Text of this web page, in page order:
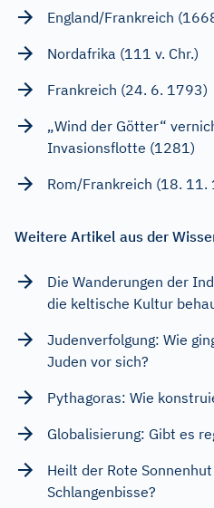
England/Frankreich
Nordafrika (111 v. Chr.)
Frankreich (24. 6. 1793)
„Wind der Götter“
Invasionsflotte (1281)
Rom/Frankreich (18. 11.
Weitere Artikel aus der
Die Wanderungen der
die keltische Kultur
Judenverfolgung: Wie
Juden vor sich?
Pythagoras: Wie
Globalisierung: Gibt es
Heilt der Rote
Schlangenbisse?